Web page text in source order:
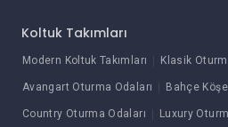
Koltuk Takımları
Modern Koltuk Takımları Klasik
Avangart Oturma Odaları Bahçe Köşe
Country Oturma Odaları Luxury